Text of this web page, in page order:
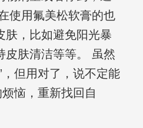
使用氟美松软膏的也
肤，比如避免阳光暴
皮肤清洁等等。 虽然
，但用对了，说不定能
恼，重新找回自